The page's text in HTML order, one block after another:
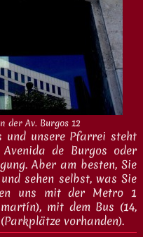
der Av. Burgos 12
und unsere Pfarrei steht
de Burgos oder
Aber am besten, Sie
sehen selbst, was Sie
uns mit der Metro 1
mit dem Bus (14,
vorhanden).